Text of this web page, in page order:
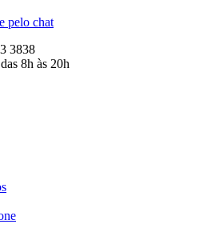
pelo chat
3838
8h às 20h